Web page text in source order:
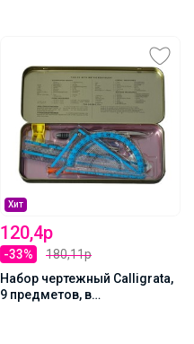
Хит
120,4р
-33%
180,11р
Набор чертежный Calligrata,
9 предметов, в